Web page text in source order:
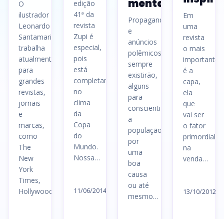
O
ilustrador
Leonardo
Santamaria
trabalha
atualmente
para
grandes
revistas,
jornais
e
marcas,
como
The
New
York
Times,
Hollywood…
edição
41ª da
revista
Zupi é
especial,
pois
está
completamente
no
clima
da
Copa
do
Mundo.
Nossa…
11/06/2014
mente
Propagandas
e
anúncios
polêmicos
sempre
existirão,
alguns
para
conscientizar
a
população
por
uma
boa
causa
ou até
mesmo…
Em
uma
revista
o mais
importante
é a
capa,
ela
que
vai ser
o fator
primordial
na
venda…
13/10/2012